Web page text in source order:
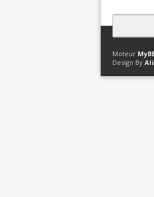
Contact
Moteur
Design By